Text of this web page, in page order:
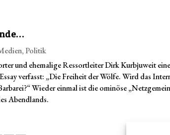
,Politik
und ehemalige Ressortleiter Dirk Kurbjuweit
verfasst: „Die Freiheit der Wölfe. Wird das
Wieder einmal ist die ominöse
Abendlands.